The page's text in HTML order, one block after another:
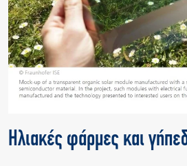
Ηλιακές φάρμες και